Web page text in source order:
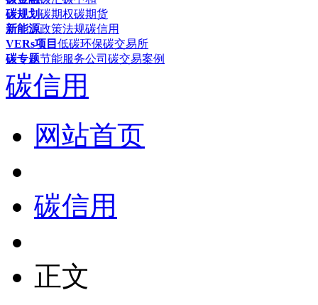
碳规划碳期权碳期货
新能源政策法规碳信用
VERs项目 低碳环保碳交易所
碳专题节能服务公司 碳交易案例
碳信用
网站首页
碳信用
正文